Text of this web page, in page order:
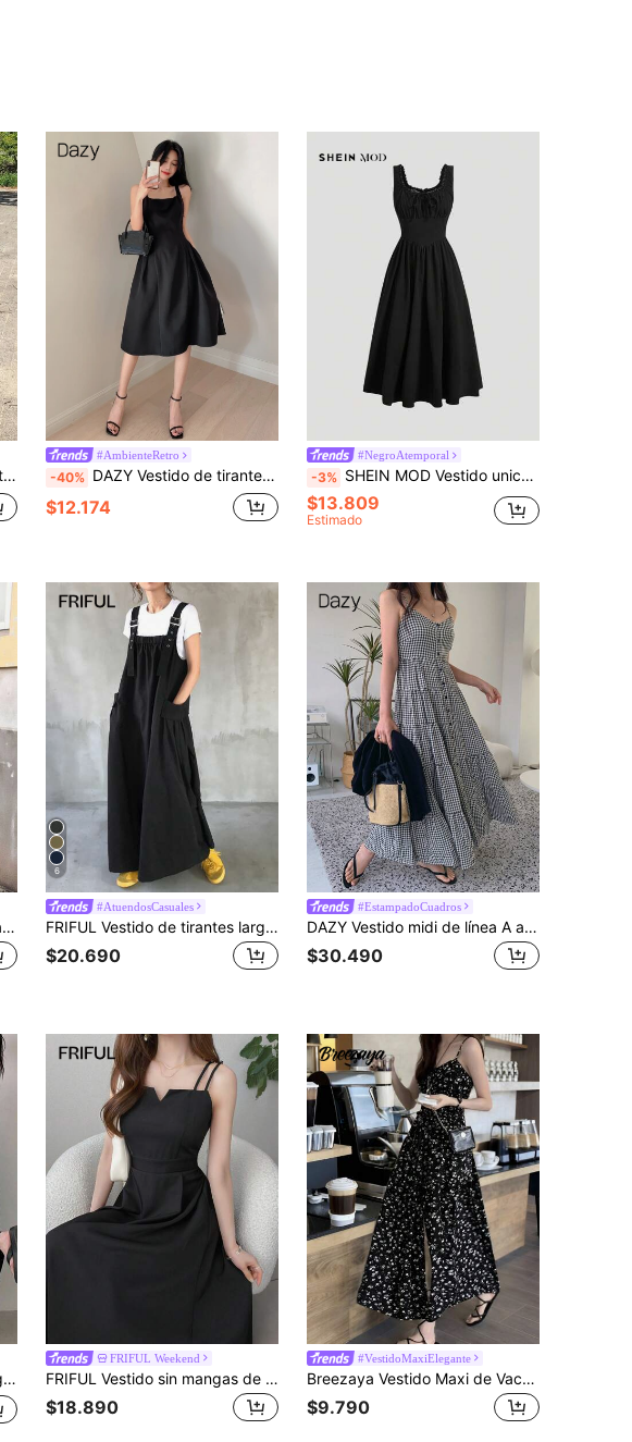
#AmbienteRetro
-40% DAZY Vestido de tirantes sólido, vestido de verano, vestidos formales de mujer, vestido de cóctel
$12.174
#NegroAtemporal
-3% SHEIN MOD Vestido unicolor ribete con encaje pecho con fruncido
$13.809
Estimado
Brillora Vestido midi acampanado con cuello en V con textura, espalda abierta con cordón, cintura alta y volantes con estampado floral para mujer, ideal para vacaciones y uso casual
6
#AtuendosCasuales
FRIFUL Vestido de tirantes largos negro para mujer, vestido veraniego de primavera
$20.690
#EstampadoCuadros
DAZY Vestido midi de línea A a cuadros con tirantes para mujer, vestidos casuales para mujer
$30.490
FRIFUL Weekend
FRIFUL Vestido sin mangas de unicolor con cintura ceñida para mujer, vestido de verano
$18.890
#VestidoMaxiElegante
Breezaya Vestido Maxi de Vacaciones para Mujer con Estampado Floral Pequeño, Abertura y Cintura Anudada
$9.790